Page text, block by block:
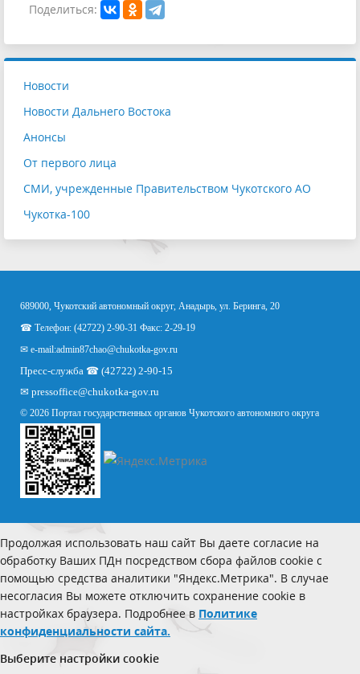
Поделиться:
Новости
Новости Дальнего Востока
Анонсы
От первого лица
СМИ, учрежденные Правительством Чукотского АО
Чукотка-100
689000, Чукотский автономный округ, Анадырь, ул. Беринга, 20
☎ Телефон: (42722) 2-90-31 Факс: 2-29-19
✉ e-mail:admin87chao@chukotka-gov.ru
Пресс-служба ☎ (42722) 2-90-15
✉ pressoffice@chukotka-gov.ru
© 2026 Портал государственных органов Чукотского автономного округа
Продолжая использовать наш сайт Вы даете согласие на
обработку Ваших ПДн посредством сбора файлов cookie с
помощью средства аналитики "Яндекс.Метрика". В случае
несогласия Вы можете отключить сохранение cookie в
настройках браузера. Подробнее в Политике
конфиденциальности сайта.
Выберите настройки cookie